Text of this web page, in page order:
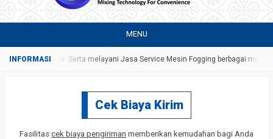
MENU
Indonesia. Serta melayani Jasa Service Mesin Fogging berbagai merk
Cek Biaya Kirim
Fasilitas cek biaya pengiriman memberikan kemudahan bagi Anda